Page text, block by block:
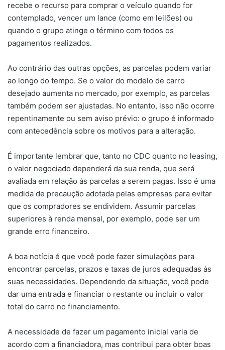
recebe o recurso para comprar o veículo quando for
contemplado, vencer um lance (como em leilões) ou
quando o grupo atinge o término com todos os
pagamentos realizados.
Ao contrário das outras opções, as parcelas podem variar
ao longo do tempo. Se o valor do modelo de carro
desejado aumenta no mercado, por exemplo, as parcelas
também podem ser ajustadas. No entanto, isso não ocorre
repentinamente ou sem aviso prévio: o grupo é informado
com antecedência sobre os motivos para a alteração.
É importante lembrar que, tanto no CDC quanto no leasing,
o valor negociado dependerá da sua renda, que será
avaliada em relação às parcelas a serem pagas. Isso é uma
medida de precaução adotada pelas empresas para evitar
que os compradores se endividem. Assumir parcelas
superiores à renda mensal, por exemplo, pode ser um
grande erro financeiro.
A boa notícia é que você pode fazer simulações para
encontrar parcelas, prazos e taxas de juros adequadas às
suas necessidades. Dependendo da situação, você pode
dar uma entrada e financiar o restante ou incluir o valor
total do carro no financiamento.
A necessidade de fazer um pagamento inicial varia de
acordo com a financiadora, mas contribui para obter boas